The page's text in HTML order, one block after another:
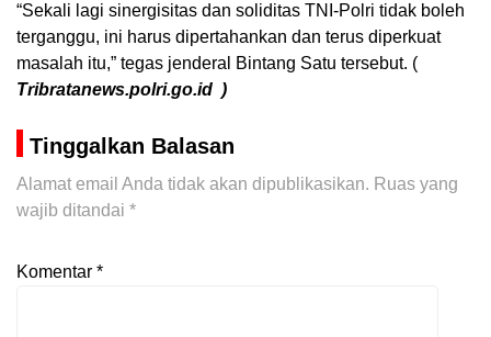
“Sekali lagi sinergisitas dan soliditas TNI-Polri tidak boleh
terganggu, ini harus dipertahankan dan terus diperkuat
masalah itu,” tegas jenderal Bintang Satu tersebut. (
Tribratanews.polri.go.id )
Tinggalkan Balasan
Alamat email Anda tidak akan dipublikasikan. Ruas yang
wajib ditandai *
Komentar *